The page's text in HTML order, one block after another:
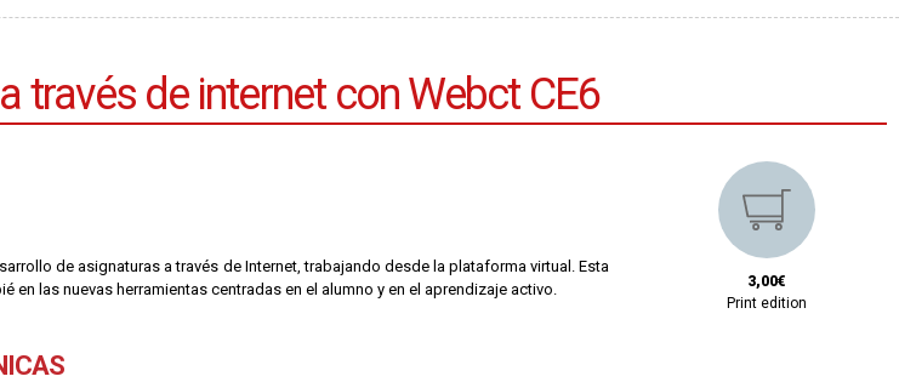
través de internet con Webct CE6
de asignaturas a través de Internet, trabajando desde la plataforma virtual. Esta
en las nuevas herramientas centradas en el alumno y en el aprendizaje activo.
3,00€
Print edition